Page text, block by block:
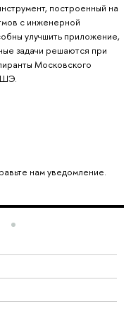
построенный на
с инженерной
улучшить приложение,
задачи решаются при
Московского
нам уведомление.